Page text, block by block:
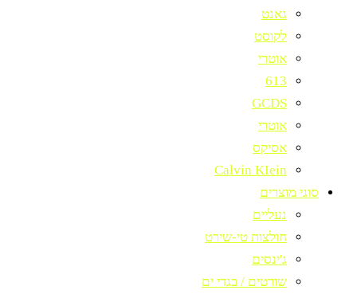
גאנט
לקוסט
אוטרי
613
GCDS
אוטרי
אסיקס
Calvin KIein
סוגי מוצרים
נעליים
חולצות טי-שירט
ג'ינסים
שורטים / בגדי ים